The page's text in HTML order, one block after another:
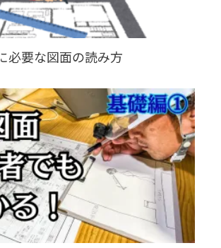
必要な図面の読み方